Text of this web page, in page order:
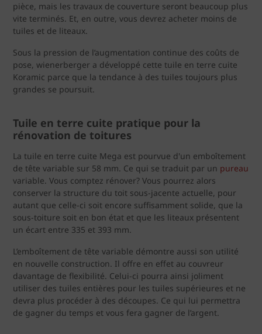
pièce, mais les travaux de couverture seront beaucoup plus
vite terminés. Et, en outre, vous devrez acheter moins de
tuiles et de liteaux.
Sous la pression de l’augmentation continue des coûts de
pose, wienerberger a développé cette tuile en terre cuite
Koramic parce que la tendance à des tuiles toujours plus
grandes se poursuit.
Tuile en terre cuite pratique pour la
rénovation de toitures
La tuile en terre cuite Mega est pourvue d'un emboîtement
de tête variable sur 58 mm. Ce qui se traduit par un pureau
variable. Vous comptez rénover? Vous pourrez alors
conserver la structure du toit sous-jacente actuelle, pour
autant que celle-ci soit encore suffisamment solide, que la
sous-toiture soit en bon état et que les liteaux présentent
un écart entre 335 et 393 mm.
L’emboîtement de tête variable démontre aussi son utilité
en nouvelle construction. Il offre en effet au couvreur
davantage de flexibilité. Celui-ci pourra ainsi joliment
utiliser des tuiles entières pour les tuiles supérieures et ne
devra plus procéder à des découpes. Ce qui lui permettra
de gagner du temps et vous fera gagner de l’argent.